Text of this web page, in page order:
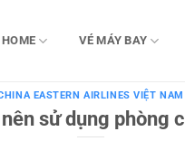
HOME VÉ MÁY BAY
EASTERN AIRLINES VIỆT NAM
sử dụng phòng